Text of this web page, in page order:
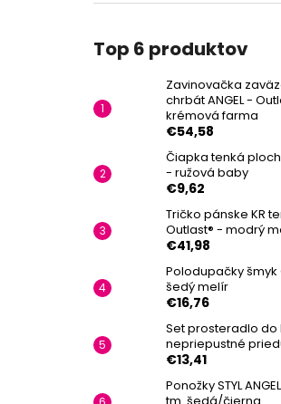
Top 6 produktov
Zavinovačka
chrbát ANGEL -
krémová farma
€54,58
Čiapka tenká
- ružová baby
€9,62
Tričko pánske KR
Outlast® - modrý
€41,98
Polodupačky šmyk
šedý melír
€16,76
Set prosteradlo do
nepriepustné
€13,41
Ponožky STYL